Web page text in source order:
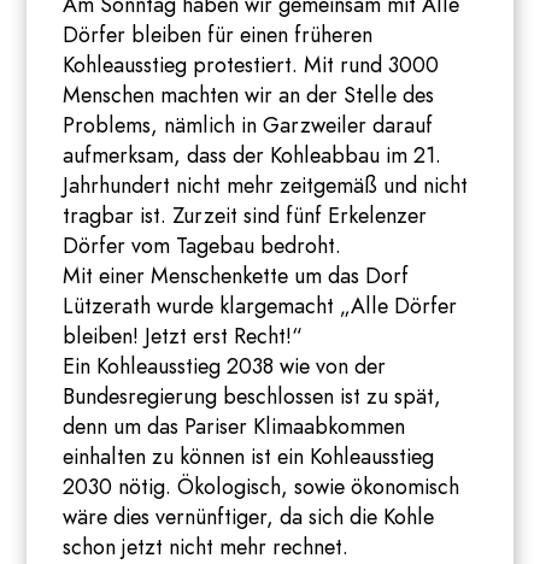
Dörfer bleiben für einen früheren
Kohleausstieg protestiert. Mit rund 3000
Menschen machten wir an der Stelle des
Problems, nämlich in Garzweiler darauf
aufmerksam, dass der Kohleabbau im 21.
Jahrhundert nicht mehr zeitgemäß und nicht
tragbar ist. Zurzeit sind fünf Erkelenzer
Dörfer vom Tagebau bedroht.
Mit einer Menschenkette um das Dorf
Lützerath wurde klargemacht „Alle Dörfer
bleiben! Jetzt erst Recht!“
Ein Kohleausstieg 2038 wie von der
Bundesregierung beschlossen ist zu spät,
denn um das Pariser Klimaabkommen
einhalten zu können ist ein Kohleausstieg
2030 nötig. Ökologisch, sowie ökonomisch
wäre dies vernünftiger, da sich die Kohle
schon jetzt nicht mehr rechnet.